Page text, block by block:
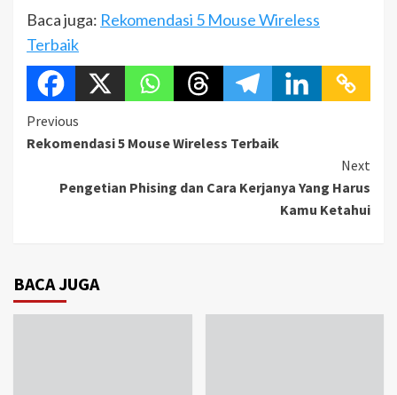
Baca juga: Rekomendasi 5 Mouse Wireless
Terbaik
Continue
Reading
Previous
Rekomendasi 5 Mouse Wireless Terbaik
Next
Pengetian Phising dan Cara Kerjanya Yang Harus
Kamu Ketahui
BACA JUGA